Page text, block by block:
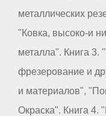
металлических
"Ковка, высоко-и
металла". Книга 3.
фрезерование и
и материалов",
Окраска". Книга 4.